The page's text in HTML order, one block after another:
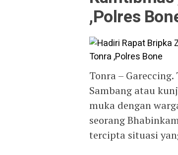
,Polres
Tonra –
Sambang atau
muka dengan
seorang
tercipta situasi